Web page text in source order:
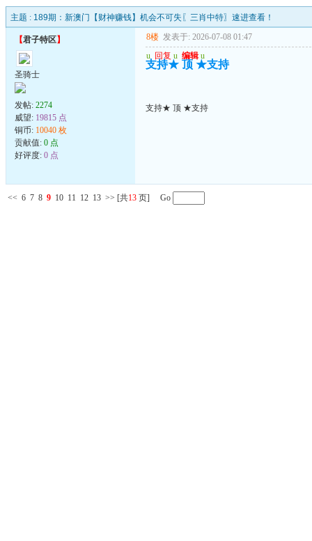
主题 : 189期：新澳门【财神赚钱】机会不可失〖三肖中特〗速进查看！
【君子特区】
圣骑士
发帖: 2274
威望: 19815 点
铜币: 10040 枚
贡献值: 0 点
好评度: 0 点
8楼 发表于: 2026-07-08 01:47
u 回复 u 编辑 u
支持★ 顶 ★支持
支持★ 顶 ★支持
<< 6 7 8 9 10 11 12 13 >> [共13 页] Go